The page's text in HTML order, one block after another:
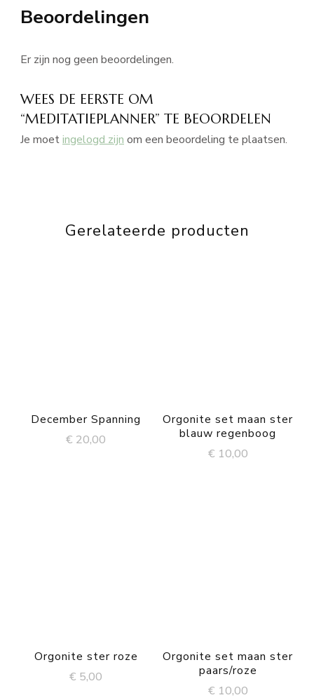
Beoordelingen
Er zijn nog geen beoordelingen.
WEES DE EERSTE OM
“MEDITATIEPLANNER” TE BEOORDELEN
Je moetingelogd zijn om een beoordeling te plaatsen.
Gerelateerde producten
December Spanning
€ 20,00
Orgonite set maan ster
blauw regenboog
€ 10,00
Orgonite ster roze
€ 5,00
Orgonite set maan ster
paars/roze
€ 10,00